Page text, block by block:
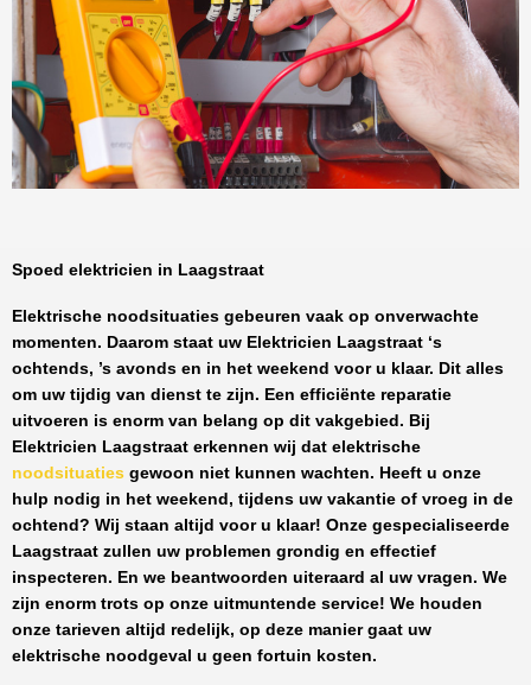
Spoed elektricien in Laagstraat
Elektrische noodsituaties gebeuren vaak op onverwachte
momenten. Daarom staat uw Elektricien Laagstraat ‘s
ochtends, ’s avonds en in het weekend voor u klaar. Dit alles
om uw tijdig van dienst te zijn. Een efficiënte reparatie
uitvoeren is enorm van belang op dit vakgebied. Bij
Elektricien Laagstraat erkennen wij dat elektrische
noodsituaties gewoon niet kunnen wachten. Heeft u onze
hulp nodig in het weekend, tijdens uw vakantie of vroeg in de
ochtend? Wij staan altijd voor u klaar! Onze gespecialiseerde
Laagstraat zullen uw problemen grondig en effectief
inspecteren. En we beantwoorden uiteraard al uw vragen. We
zijn enorm trots op onze uitmuntende service! We houden
onze tarieven altijd redelijk, op deze manier gaat uw
elektrische noodgeval u geen fortuin kosten.